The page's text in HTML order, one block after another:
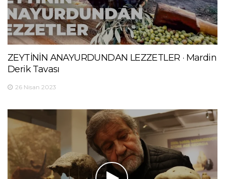
ZEYTİNİN ANAYURDUNDAN LEZZETLER · Mardin
Derik Tavası
26 Nisan 2023